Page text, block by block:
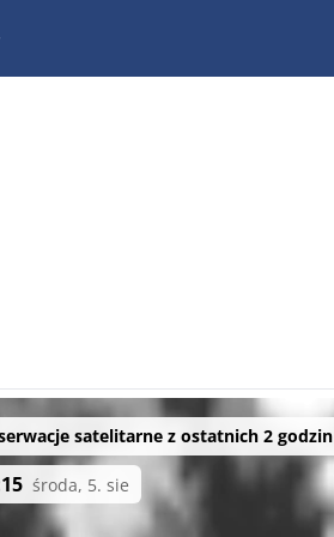
satelitarne z ostatnich 2 godzin
środa, 5. sie